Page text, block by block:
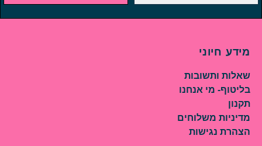
מידע חיוני
שאלות ותשובות
בליטוף- מי אנחנו
תקנון
מדיניות משלוחים
הצהרת נגישות